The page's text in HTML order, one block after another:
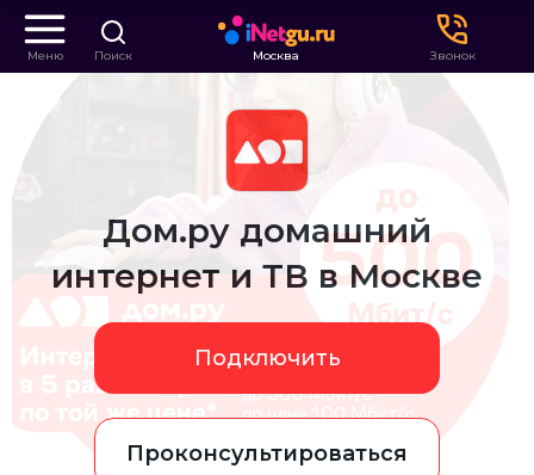
Меню Поиск Москва Звонок
Дом.ру домашний
интернет и ТВ в Москве
Подключить
Проконсультироваться